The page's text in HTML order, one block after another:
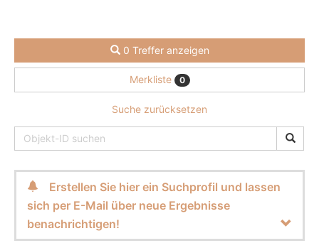
0 Treffer anzeigen
Merkliste 0
Suche zurücksetzen
Erstellen Sie hier ein Suchprofil und lassen
sich per E-Mail über neue Ergebnisse
benachrichtigen!